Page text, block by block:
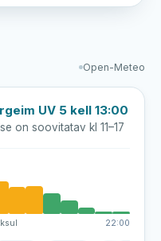
Open-Meteo
UV 5 kell 13:00
on soovitatav kl 11–17
22:00